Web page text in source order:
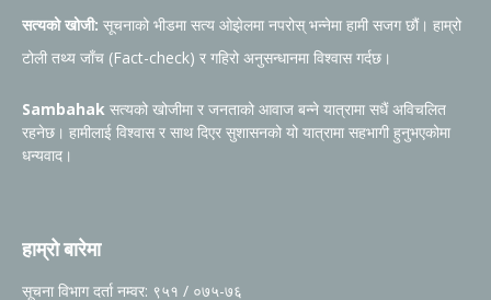
सत्यको खोजी: सूचनाको भीडमा सत्य ओझेलमा नपरोस् भन्नेमा हामी सजग छौं। हाम्रो
टोली तथ्य जाँच (Fact-check) र गहिरो अनुसन्धानमा विश्वास गर्दछ।
Sambahak सत्यको खोजीमा र जनताको आवाज बन्ने यात्रामा सधैं अविचलित
रहनेछ। हामीलाई विश्वास र साथ दिएर सुशासनको यो यात्रामा सहभागी हुनुभएकोमा
धन्यवाद।
हाम्रो बारेमा
सूचना विभाग दर्ता नम्वर: ९५१ / ०७५-७६